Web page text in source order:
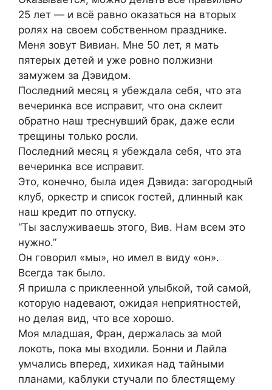
25 лет — и всё равно оказаться на вторых
ролях на своем собственном празднике.
Меня зовут Вивиан. Мне 50 лет, я мать
пятерых детей и уже ровно полжизни
замужем за Дэвидом.
Последний месяц я убеждала себя, что эта
вечеринка все исправит, что она склеит
обратно наш треснувший брак, даже если
трещины только росли.
Последний месяц я убеждала себя, что эта
вечеринка все исправит.
Это, конечно, была идея Дэвида: загородный
клуб, оркестр и список гостей, длинный как
наш кредит по отпуску.
“Ты заслуживаешь этого, Вив. Нам всем это
нужно.”
Он говорил «мы», но имел в виду «он».
Всегда так было.
Я пришла с приклеенной улыбкой, той самой,
которую надевают, ожидая неприятностей,
но делая вид, что все хорошо.
Моя младшая, Фран, держалась за мой
локоть, пока мы входили. Бонни и Лайла
умчались вперед, хихикая над тайными
планами, каблуки стучали по блестящему